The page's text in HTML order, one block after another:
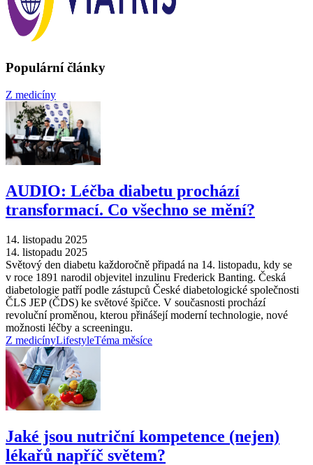
Populární články
Z medicíny
AUDIO: Léčba diabetu prochází
transformací. Co všechno se mění?
14. listopadu 2025
14. listopadu 2025
Světový den diabetu každoročně připadá na 14. listopadu, kdy se
v roce 1891 narodil objevitel inzulinu Frederick Banting. Česká
diabetologie patří podle zástupců České diabetologické společnosti
ČLS JEP (ČDS) ke světové špičce. V současnosti prochází
revoluční proměnou, kterou přinášejí moderní technologie, nové
možnosti léčby a screeningu.
Z medicínyLifestyleTéma měsíce
Jaké jsou nutriční kompetence (nejen)
lékařů napříč světem?